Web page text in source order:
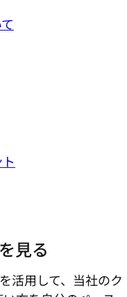
見る
活用して、当社のク